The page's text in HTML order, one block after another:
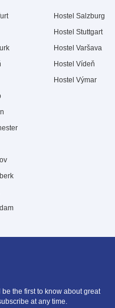
Hostel Salzburg
Hostel Stuttgart
Hostel Varšava
Hostel Vídeň
Hostel Výmar
the first to know about great
at any time.